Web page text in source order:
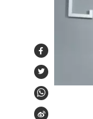
Facebook
Twitter
WhatsApp